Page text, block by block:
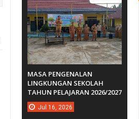
MASA PENGENALAN
LINGKUNGAN SEKOLAH
TAHUN PELAJARAN 2026/2027
Jul 16, 2026